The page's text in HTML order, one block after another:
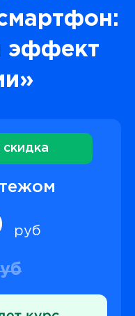
эффект
скидка
руб